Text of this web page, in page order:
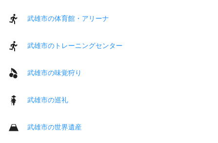
武雄市の体育館・アリーナ
武雄市のトレーニングセンター
武雄市の味覚狩り
武雄市の巡礼
武雄市の世界遺産